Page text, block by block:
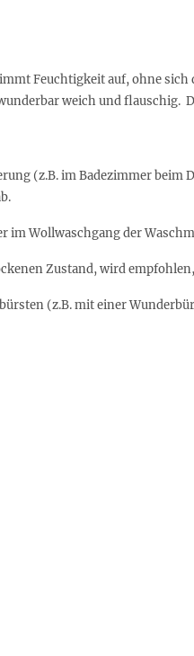
Feuchtigkeit auf, ohne
weich und flauschig.
(z.B. im Badezimmer
Wollwaschgang der
Zustand, wird
(z.B. mit einer